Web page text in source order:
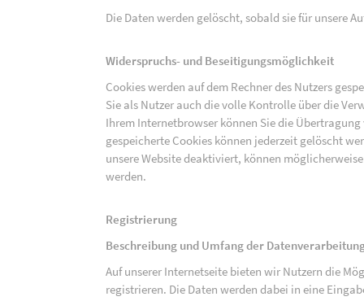
Die Daten werden gelöscht, sobald sie für unsere
Widerspruchs- und Beseitigungsmöglichkeit
Cookies werden auf dem Rechner des Nutzers
Sie als Nutzer auch die volle Kontrolle über die
Ihrem Internetbrowser können Sie die
gespeicherte Cookies können jederzeit gelöscht
unsere Website deaktiviert, können
werden.
Registrierung
Beschreibung und Umfang der
Auf unserer Internetseite bieten wir Nutzern die
registrieren. Die Daten werden dabei in eine